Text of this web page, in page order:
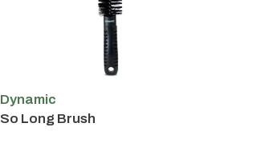
Dynamic
So Long Brush